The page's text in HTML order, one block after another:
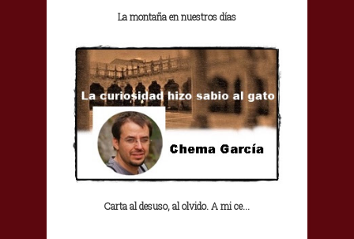
La montaña en nuestros días
Carta al desuso, al olvido. A mi ce...